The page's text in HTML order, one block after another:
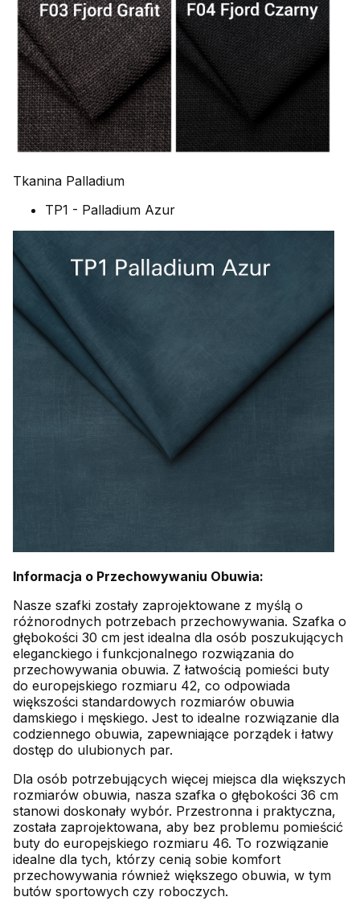
Tkanina Palladium
TP1 - Palladium Azur
Informacja o Przechowywaniu Obuwia:
Nasze szafki zostały zaprojektowane z myślą o
różnorodnych potrzebach przechowywania. Szafka o
głębokości 30 cm jest idealna dla osób poszukujących
eleganckiego i funkcjonalnego rozwiązania do
przechowywania obuwia. Z łatwością pomieści buty
do europejskiego rozmiaru 42, co odpowiada
większości standardowych rozmiarów obuwia
damskiego i męskiego. Jest to idealne rozwiązanie dla
codziennego obuwia, zapewniające porządek i łatwy
dostęp do ulubionych par.
Dla osób potrzebujących więcej miejsca dla większych
rozmiarów obuwia, nasza szafka o głębokości 36 cm
stanowi doskonały wybór. Przestronna i praktyczna,
została zaprojektowana, aby bez problemu pomieścić
buty do europejskiego rozmiaru 46. To rozwiązanie
idealne dla tych, którzy cenią sobie komfort
przechowywania również większego obuwia, w tym
butów sportowych czy roboczych.